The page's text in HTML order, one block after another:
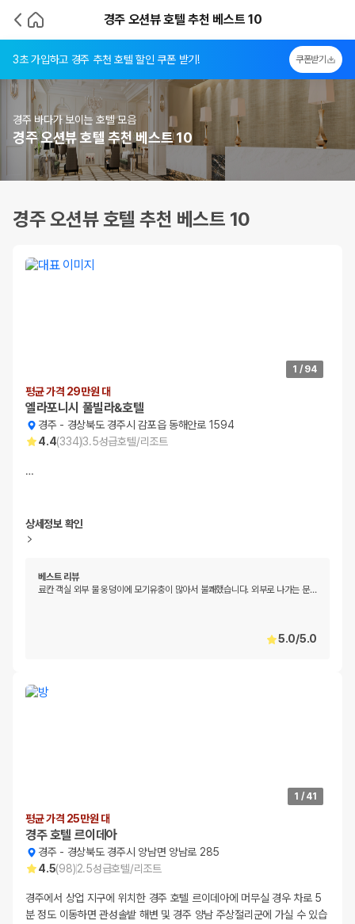
경주 오션뷰 호텔 추천 베스트 10
3초 가입하고 경주 추천 호텔 할인 쿠폰 받기! 쿠폰받기
경주 바다가 보이는 호텔 모음
경주 오션뷰 호텔 추천 베스트 10
경주 오션뷰 호텔 추천 베스트 10
1 / 94
평균 가격 29만원 대
엘라포니시 풀빌라&호텔
경주 - 경상북도 경주시 감포읍 동해안로 1594
4.4(334)3.5성급호텔/리조트
…
상세정보 확인
베스트 리뷰
료칸 객실 외부 물 웅덩이에 모기유충이 많아서 불쾌했습니다. 외부로 나가는 문…
5.0/5.0
1 / 41
평균 가격 25만원 대
경주 호텔 르이데아
경주 - 경상북도 경주시 양남면 양남로 285
4.5(98)2.5성급호텔/리조트
경주에서 상업 지구에 위치한 경주 호텔 르이데아에 머무실 경우 차로 5
분 정도 이동하면 관성솔밭 해변 및 경주 양남 주상절리군에 가실 수 있습